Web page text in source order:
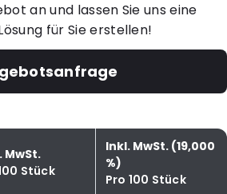
an und lassen Sie uns eine
für Sie erstellen!
MwSt.
Stück
Inkl. MwSt. (19,000
%)
Pro 100 Stück